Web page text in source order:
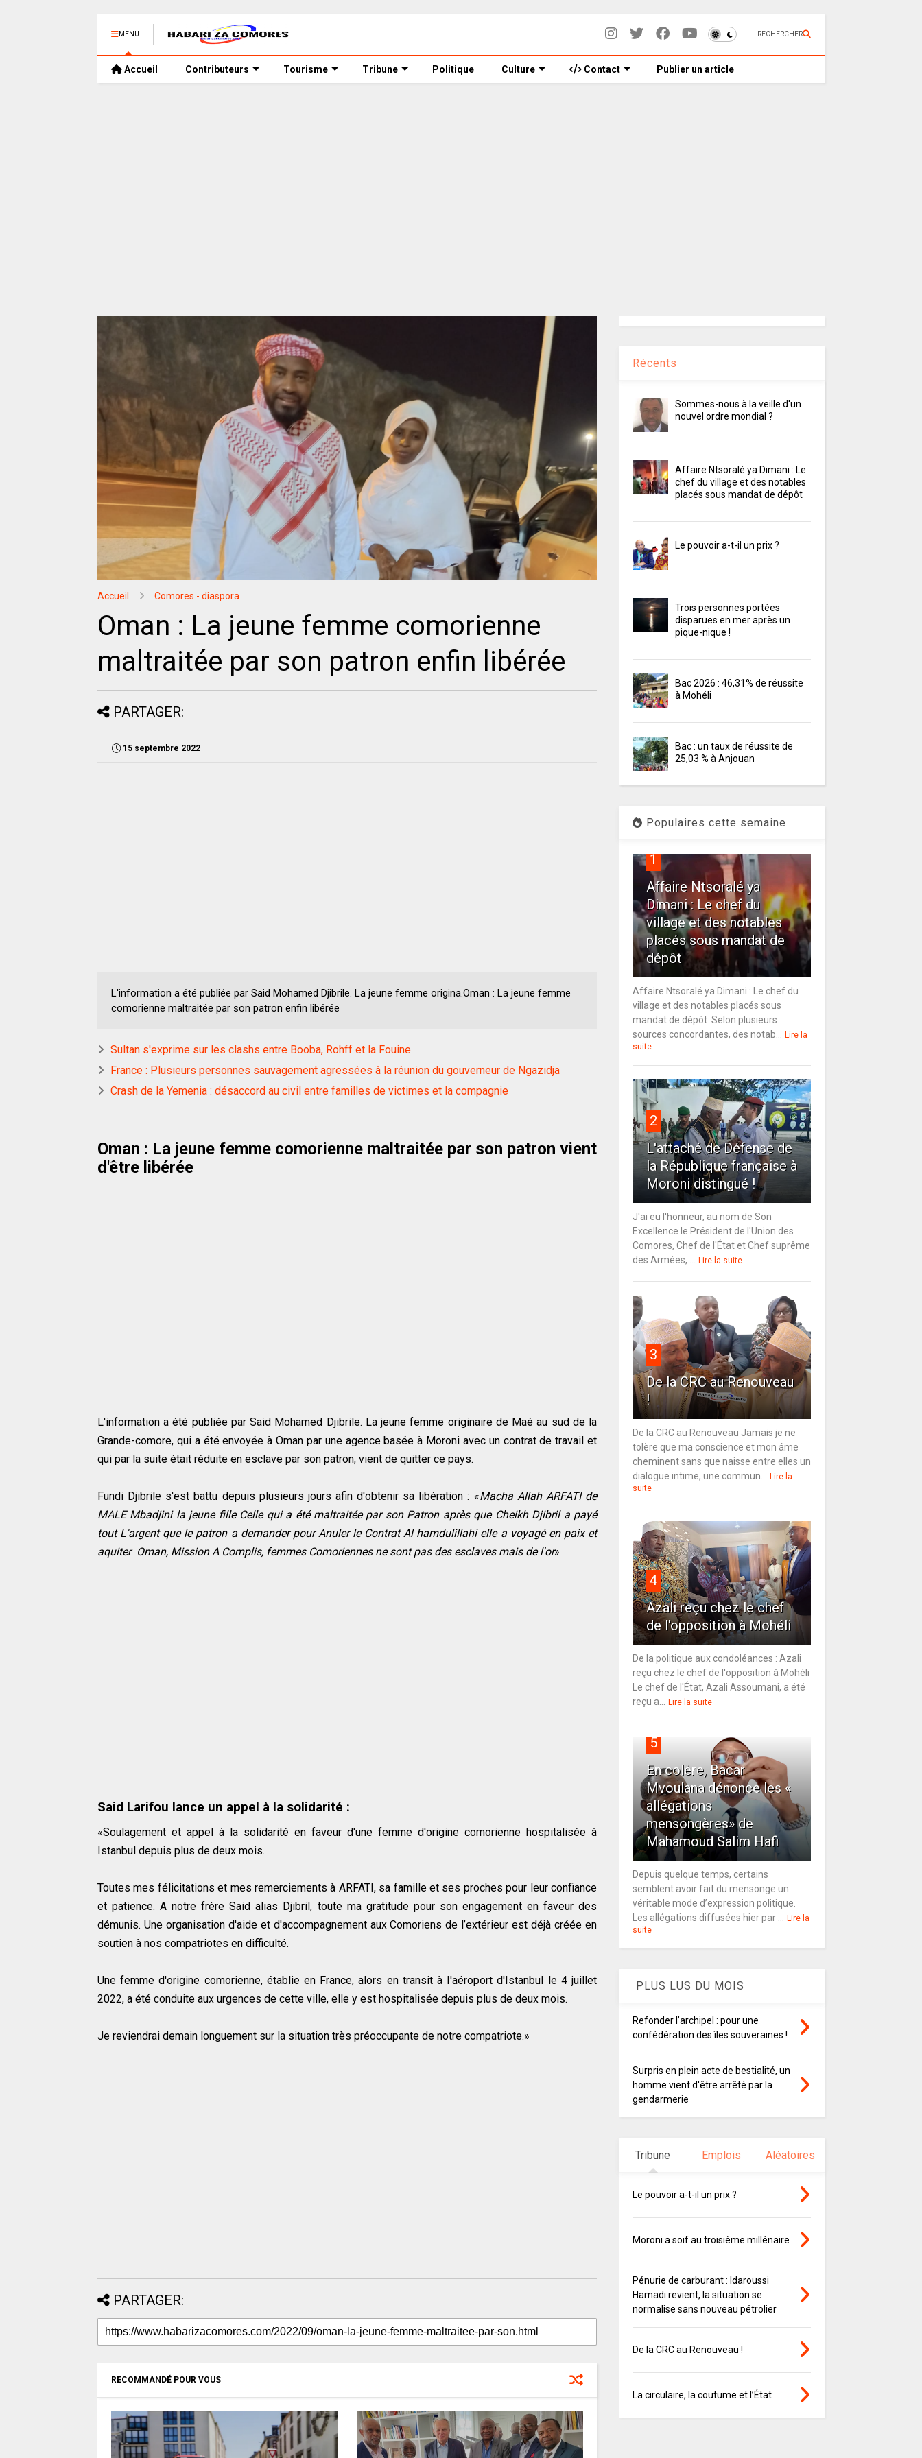
MENU RECHERCHER
Accueil Contributeurs Tourisme Tribune Politique Culture Contact Publier un article
Accueil Comores - diaspora
Oman : La jeune femme comorienne
maltraitée par son patron enfin libérée
PARTAGER:
15 septembre 2022
L'information a été publiée par Said Mohamed Djibrile. La jeune femme origina.Oman : La jeune femme
comorienne maltraitée par son patron enfin libérée
Sultan s'exprime sur les clashs entre Booba, Rohff et la Fouine
France : Plusieurs personnes sauvagement agressées à la réunion du gouverneur de Ngazidja
Crash de la Yemenia : désaccord au civil entre familles de victimes et la compagnie
Oman : La jeune femme comorienne maltraitée par son patron vient
d'être libérée
L'information a été publiée par Said Mohamed Djibrile. La jeune femme originaire de Maé au sud de la
Grande-comore, qui a été envoyée à Oman par une agence basée à Moroni avec un contrat de travail et
qui par la suite était réduite en esclave par son patron, vient de quitter ce pays.
Fundi Djibrile s'est battu depuis plusieurs jours afin d'obtenir sa libération : «Macha Allah ARFATI de
MALE Mbadjini la jeune fille Celle qui a été maltraitée par son Patron après que Cheikh Djibril a payé
tout L'argent que le patron a demander pour Anuler le Contrat Al hamdulillahi elle a voyagé en paix et
aquiter Oman, Mission A Complis, femmes Comoriennes ne sont pas des esclaves mais de l'or»
Said Larifou lance un appel à la solidarité :
«Soulagement et appel à la solidarité en faveur d'une femme d'origine comorienne hospitalisée à
Istanbul depuis plus de deux mois.
Toutes mes félicitations et mes remerciements à ARFATI, sa famille et ses proches pour leur confiance
et patience. A notre frère Said alias Djibril, toute ma gratitude pour son engagement en faveur des
démunis. Une organisation d'aide et d'accompagnement aux Comoriens de l’extérieur est déjà créée en
soutien à nos compatriotes en difficulté.
Une femme d'origine comorienne, établie en France, alors en transit à I'aéroport d'Istanbul le 4 juillet
2022, a été conduite aux urgences de cette ville, elle y est hospitalisée depuis plus de deux mois.
Je reviendrai demain longuement sur la situation très préoccupante de notre compatriote.»
PARTAGER:
RECOMMANDÉ POUR VOUS
Récents
Sommes-nous à la veille d'un
nouvel ordre mondial ?
Affaire Ntsoralé ya Dimani : Le
chef du village et des notables
placés sous mandat de dépôt
Le pouvoir a-t-il un prix ?
Trois personnes portées
disparues en mer après un
pique-nique !
Bac 2026 : 46,31% de réussite
à Mohéli
Bac : un taux de réussite de
25,03 % à Anjouan
Populaires cette semaine
1
Affaire Ntsoralé ya
Dimani : Le chef du
village et des notables
placés sous mandat de
dépôt
Affaire Ntsoralé ya Dimani : Le chef du
village et des notables placés sous
mandat de dépôt Selon plusieurs
sources concordantes, des notab...
Lire la
suite
2
L'attaché de Défense de
la République française à
Moroni distingué !
J'ai eu l'honneur, au nom de Son
Excellence le Président de l'Union des
Comores, Chef de l'État et Chef suprême
des Armées, ...
Lire la suite
3
De la CRC au Renouveau
!
De la CRC au Renouveau Jamais je ne
tolère que ma conscience et mon âme
cheminent sans que naisse entre elles un
dialogue intime, une commun...
Lire la
suite
4
Azali reçu chez le chef
de l'opposition à Mohéli
De la politique aux condoléances : Azali
reçu chez le chef de l'opposition à Mohéli
Le chef de l'État, Azali Assoumani, a été
reçu a...
Lire la suite
5
En colère, Bacar
Mvoulana dénonce les «
allégations
mensongères» de
Mahamoud Salim Hafi
Depuis quelque temps, certains
semblent avoir fait du mensonge un
véritable mode d’expression politique.
Les allégations diffusées hier par ...
Lire la
suite
PLUS LUS DU MOIS
Refonder l’archipel : pour une
confédération des îles souveraines !
Surpris en plein acte de bestialité, un
homme vient d'être arrêté par la
gendarmerie
Tribune Emplois Aléatoires
Le pouvoir a-t-il un prix ?
Moroni a soif au troisième millénaire
Pénurie de carburant : Idaroussi
Hamadi revient, la situation se
normalise sans nouveau pétrolier
De la CRC au Renouveau !
La circulaire, la coutume et l’État